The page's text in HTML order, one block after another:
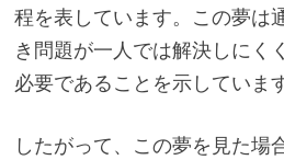
程を表しています。この夢は
き問題が一人では解決しにく
必要であることを示しています
したがって、この夢を見た場